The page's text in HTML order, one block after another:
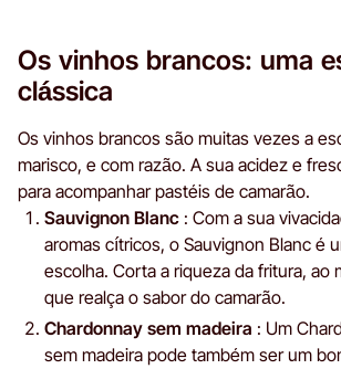
Os vinhos brancos: uma
clássica
Os vinhos brancos são muitas vezes a
marisco, e com razão. A sua acidez e
para acompanhar pastéis de camarão.
Sauvignon Blanc : Com a sua
aromas cítricos, o Sauvignon Blanc é
escolha. Corta a riqueza da fritura, ao
que realça o sabor do camarão.
Chardonnay sem madeira : Um
sem madeira pode também ser um